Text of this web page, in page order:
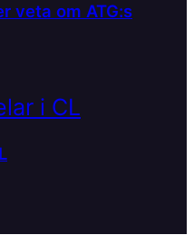
veta om ATG:s